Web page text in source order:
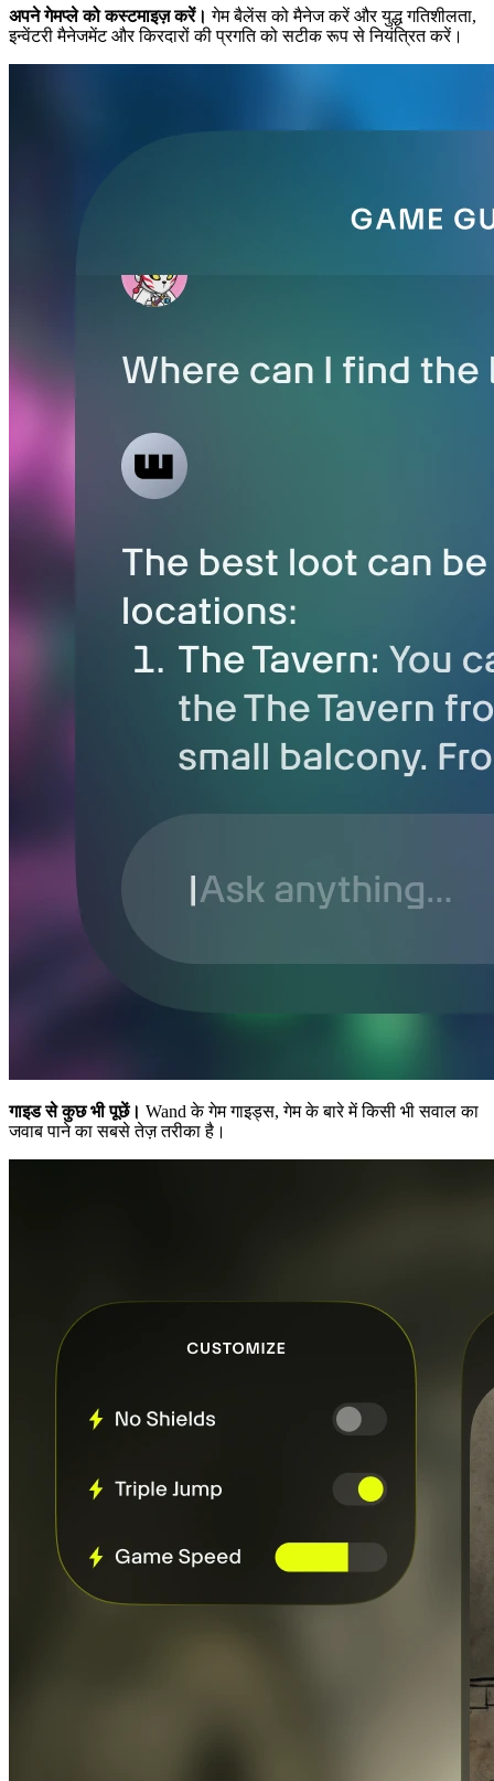
अपने गेमप्ले को कस्टमाइज़ करें। गेम बैलेंस को मैनेज करें और युद्ध गतिशीलता,
इन्वेंटरी मैनेजमेंट और किरदारों की प्रगति को सटीक रूप से नियंत्रित करें।
गाइड से कुछ भी पूछें। Wand के गेम गाइड्स, गेम के बारे में किसी भी सवाल का
जवाब पाने का सबसे तेज़ तरीका है।